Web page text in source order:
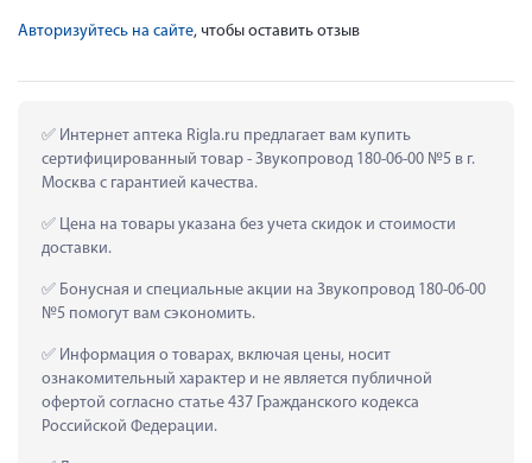
Авторизуйтесь на сайте, чтобы оставить отзыв
Интернет аптека Rigla.ru предлагает вам купить
сертифицированный товар - Звукопровод 180-06-00 №5 в г.
Москва с гарантией качества.
Цена на товары указана без учета скидок и стоимости
доставки.
Бонусная и специальные акции на Звукопровод 180-06-00
№5 помогут вам сэкономить.
Информация о товарах, включая цены, носит
ознакомительный характер и не является публичной
офертой согласно статье 437 Гражданского кодекса
Российской Федерации.